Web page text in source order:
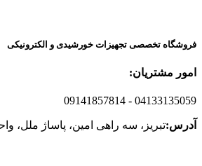
فروشگاه تخصصی تجهیزات خورشیدی و الکترونیکی
امور مشتریان:
- 04133135059
09141857814
آدرس:تبریز، سه راهی امین، پاساژ ملل، واحد